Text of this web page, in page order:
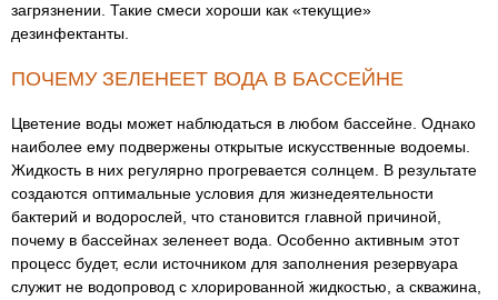
загрязнении. Такие смеси хороши как «текущие»
дезинфектанты.
ПОЧЕМУ ЗЕЛЕНЕЕТ ВОДА В БАССЕЙНЕ
Цветение воды может наблюдаться в любом бассейне. Однако
наиболее ему подвержены открытые искусственные водоемы.
Жидкость в них регулярно прогревается солнцем. В результате
создаются оптимальные условия для жизнедеятельности
бактерий и водорослей, что становится главной причиной,
почему в бассейнах зеленеет вода. Особенно активным этот
процесс будет, если источником для заполнения резервуара
служит не водопровод с хлорированной жидкостью, а скважина,